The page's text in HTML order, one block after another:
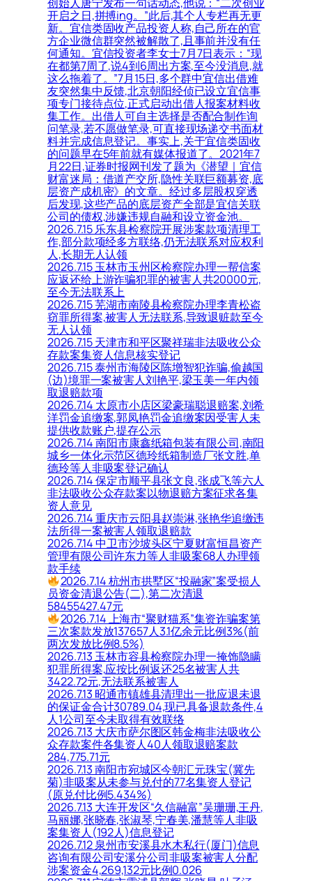
开启之日,拼搏ing。”此后,其个人专栏再无更
新。宜信类固收产品投资人称,自己所在的官
方企业微信群突然被解散了,且事前并没有任
何通知。宜信投资者李女士7月7日表示：“现
在都第7周了,说4到6周出方案,至今没消息,就
这么拖着了。”7月15日,多个群中宜信出借难
友突然集中反馈,北京朝阳经侦已设立宜信事
项专门接待点位,正式启动出借人报案材料收
集工作。出借人可自主选择是否配合制作询
问笔录,若不愿做笔录,可直接现场递交书面材
料并完成信息登记。事实上,关于宜信类固收
的问题早在5年前就有媒体报道了。2021年7
月22日,证券时报网刊发了题为《潜望｜宜信
财富迷局：借道产交所,隐性关联巨额募资,底
层资产成机密》的文章。经过多层股权穿透
后发现,这些产品的底层资产全部是宜信关联
公司的债权,涉嫌违规自融和设立资金池。
2026.7.15 乐东县检察院开展涉案款项清理工
作,部分款项经多方联络,仍无法联系对应权利
人,长期无人认领
2026.7.15 玉林市玉州区检察院办理一帮信案
应返还给上游诈骗犯罪的被害人共20000元,
至今无法联系上
2026.7.15 芜湖市南陵县检察院办理李青松盗
窃罪所得案,被害人无法联系,导致退赃款至今
无人认领
2026.7.15 天津市和平区聚祥瑞非法吸收公众
存款案集资人信息核实登记
2026.7.15 泰州市海陵区陈增智犯诈骗,偷越国
(边)境罪一案被害人刘艳平,梁玉美一年内领
取退赔款项
2026.7.14 太原市小店区梁豪瑞聪退赔案,刘希
洋罚金追缴案,郭凤艳罚金追缴案因受害人未
提供收款账户,提存公示
2026.7.14 南阳市康鑫纸箱包装有限公司,南阳
城乡一体化示范区德玲纸箱制造厂张文胜,单
德玲等人非吸案登记确认
2026.7.14 保定市顺平县张文良,张成飞等六人
非法吸收公众存款案以物退赔方案征求各集
资人意见
2026.7.14 重庆市云阳县赵崇淋,张艳华追缴违
法所得一案被害人领取退赔款
2026.7.14 中卫市沙坡头区宁夏财富恒昌资产
管理有限公司许东力等人非吸案68人办理领
款手续
2026.7.14 杭州市拱墅区“投融家”案受损人
员资金清退公告(二),第二次清退
58455427.47元
2026.7.14 上海市“聚财猫系”集资诈骗案第
三次案款发放137657人3.1亿余元比例3%(前
两次发放比例8.5%)
2026.7.13 玉林市容县检察院办理一掩饰隐瞒
犯罪所得案,应按比例返还25名被害人共
3422.72元,无法联系被害人
2026.7.13 昭通市镇雄县清理出一批应退未退
的保证金合计30789.04,现已具备退款条件,4
人1公司至今未取得有效联络
2026.7.13 大庆市萨尔图区韩金梅非法吸收公
众存款案件各集资人40人领取退赔案款
284,775.71元
2026.7.13 南阳市宛城区今朝汇元珠宝(冀先
菊)非吸案从未参与兑付的77名集资人登记
(原兑付比例5.434%)
2026.7.13 大连开发区“久信融富”吴珊珊,王丹,
马丽娜,张晓春,张淑琴,宁春美,潘慧等人非吸
案集资人(192人)信息登记
2026.7.12 泉州市安溪县水木私行(厦门)信息
咨询有限公司安溪分公司非吸案被害人分配
涉案资金4,269,132元比例0.026